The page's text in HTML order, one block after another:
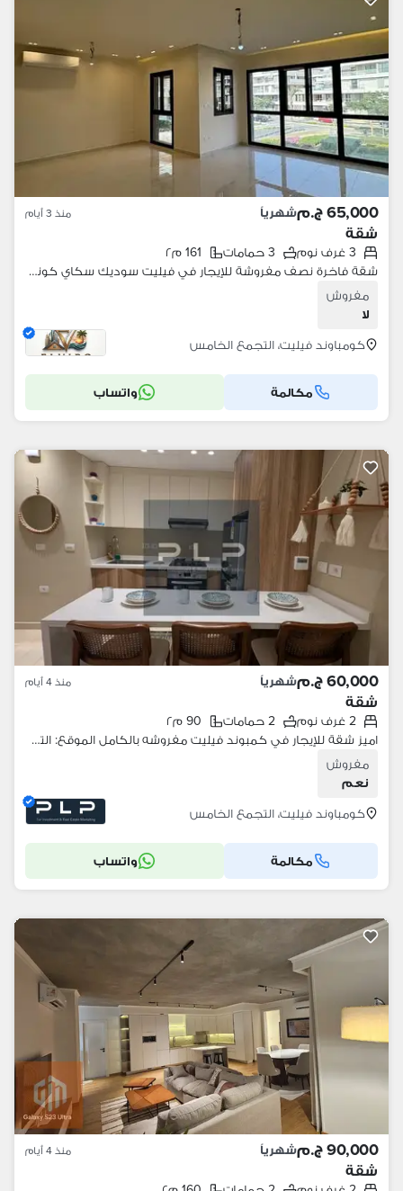
65,000 ج.م شهرياً منذ 3 أيام
شقة
3 غرف نوم 3 حمامات
161 م٢
شقة فاخرة نصف مفروشة للإيجار في فيليت سوديك سكاي كوندوز
مفروش
لا
كومباوند فيليت، التجمع الخامس
مكالمة واتساب
60,000 ج.م شهرياً منذ 4 أيام
شقة
2 غرف نوم 2 حمامات
90 م٢
اميز شقة للإيجار في كمبوند فيليت مفروشه بالكامل الموقع: التجمع الخامس – القاهرة الجديد ةمطبخ مجهز بالكامل وبالتكيفات
مفروش
نعم
كومباوند فيليت، التجمع الخامس
مكالمة واتساب
90,000 ج.م شهرياً منذ 4 أيام
شقة